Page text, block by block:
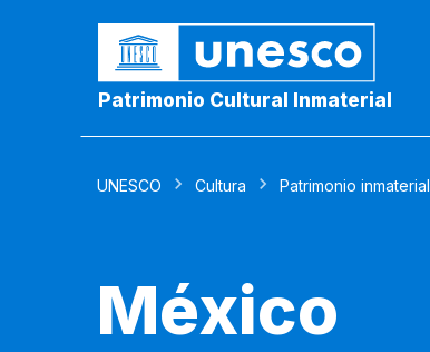
Patrimonio Cultural Inmaterial
UNESCO Cultura Patrimonio inmaterial
México